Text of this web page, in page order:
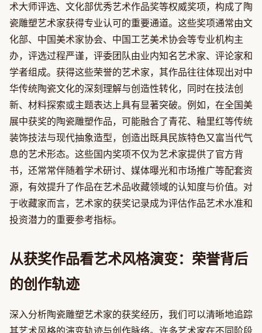
术大师评选、文化部优秀艺术作品奖等权威奖项，构成了陶
瓷雕塑艺术家获得专业认可的重要通道。这些奖项通常由文
化部、中国美术家协会、中国工艺美术协会等专业机构主
办，评选过程严谨，评委团队由业内知名艺术家、评论家和
学者组成。获得这些荣誉的艺术家，其作品往往体现出对中
华传统陶瓷文化的深刻理解与创造性转化，同时在技法创
新、材料探索或主题表达上具有显著突破。例如，在全国美
展中获奖的陶瓷雕塑作品，可能融合了青花、釉里红等传统
装饰技法与现代抽象造型，创造出既具民族特色又富当代气
息的艺术形态。这些国内奖项不仅为艺术家提供了官方背
书，还常常伴随着学术研讨、媒体曝光和市场推广等配套资
源，有效提升了作品在艺术品收藏领域的认知度与价值。对
于收藏家而言，艺术家的获奖记录成为评估作品艺术水准和
投资潜力的重要参考指标。
从获奖作品看艺术风格演变：荣誉背后
的创作轨迹
深入分析陶瓷雕塑艺术家的获奖经历，我们可以清晰地追踪
其艺术风格的演变轨迹与创作脉络。许多艺术家在不同阶段